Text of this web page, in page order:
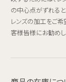
の中心点がずれる
レンズの加工をご
客様皆様にお勧めし